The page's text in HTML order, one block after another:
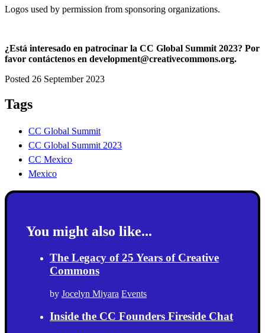
Logos used by permission from sponsoring organizations.
¿Está interesado en patrocinar la CC Global Summit 2023? Por
favor contáctenos en development@creativecommons.org.
Posted 26 September 2023
Tags
CC Global Summit
CC Global Summit 2023
CC Mexico
Mexico
You might also like...
The Legacy of 25 Years of Creative
Commons
by Jocelyn Miyara Events
Inside the CC Founders Fireside Chat